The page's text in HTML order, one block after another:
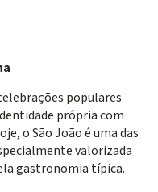
populares
própria com
o São João é uma das
valorizada
gastronomia típica.